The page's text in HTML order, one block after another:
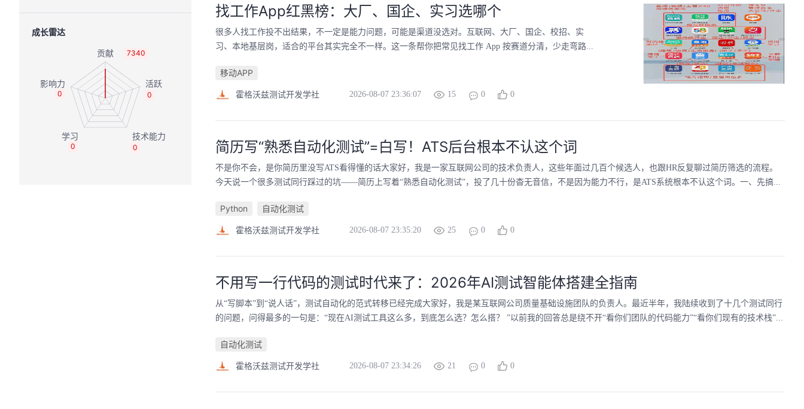
成长雷达
7340
0
0
0
0
找工作App红黑榜：大厂、国企、实习选哪个
很多人找工作投不出结果，不一定是能力问题，可能是渠道没选对。互联网、大厂、国企、校招、实
习、本地基层岗，适合的平台其实完全不一样。这一条帮你把常见找工作 App 按赛道分清，少走弯路...
移动APP
霍格沃兹测试开发学社 2026-08-07 23:36:07 15 0 0
简历写“熟悉自动化测试”=白写！ATS后台根本不认这个词
不是你不会，是你简历里没写ATS看得懂的话大家好，我是一家互联网公司的技术负责人，这些年面过几百个候选人，也跟HR反复聊过简历筛选的流程。
今天说一个很多测试同行踩过的坑——简历上写着“熟悉自动化测试”，投了几十份杳无音信，不是因为能力不行，是ATS系统根本不认这个词。一、先搞...
Python 自动化测试
霍格沃兹测试开发学社 2026-08-07 23:35:20 25 0 0
不用写一行代码的测试时代来了：2026年AI测试智能体搭建全指南
从“写脚本”到“说人话”，测试自动化的范式转移已经完成大家好，我是某互联网公司质量基础设施团队的负责人。最近半年，我陆续收到了十几个测试同行
的问题，问得最多的一句是：“现在AI测试工具这么多，到底怎么选？怎么搭？ ”以前我的回答总是绕不开“看你们团队的代码能力”“看你们现有的技术栈”...
自动化测试
霍格沃兹测试开发学社 2026-08-07 23:34:26 21 0 0